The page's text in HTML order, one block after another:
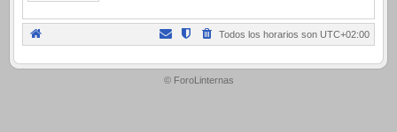
Todos los horarios son UTC+02:00
.
© ForoLinternas